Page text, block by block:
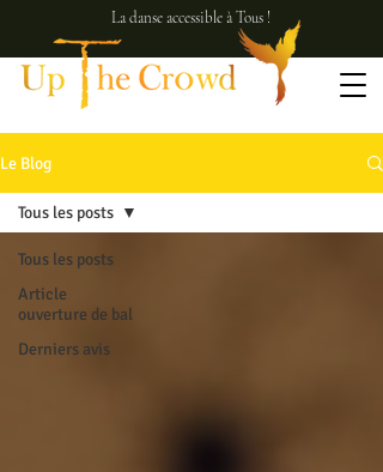
La danse accessible à Tous !
Le Blog
Tous les posts
Article
ouverture de bal
Derniers avis
Tous les posts